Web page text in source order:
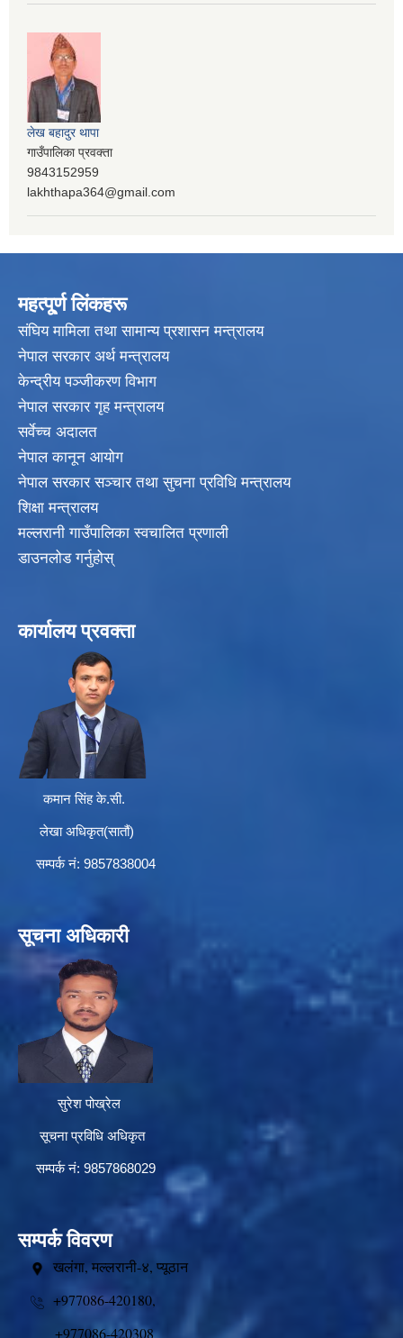
लेख बहादुर थापा
गाउँपालिका प्रवक्ता
9843152959
lakhthapa364@gmail.com
महत्पू्र्ण लिंकहरू
संघिय मामिला तथा सामान्य प्रशासन मन्त्रालय
नेपाल सरकार अर्थ मन्त्रालय
केन्द्रीय पञ्जीकरण विभाग
नेपाल सरकार गृह मन्त्रालय
सर्वेच्च अदालत
नेपाल कानून आयोग
नेपाल सरकार सञ्चार तथा सुचना प्रविधि मन्त्रालय
शिक्षा मन्त्रालय
मल्लरानी गाउँपालिका स्वचालित प्रणाली
डाउनलोड गर्नुहोस्
कार्यालय प्रवक्ता
कमान सिंह के.सी.
लेखा अधिकृत(सातौं)
सम्पर्क न‌ं: 9857838004
सूचना अधिकारी
सुरेश पोख्रेल
सूचना प्रविधि अधिकृत
सम्पर्क नं: 9857868029
सम्पर्क विवरण
खलंगा, मल्लरानी-४, प्यूठान
+977086-420180,
+977086-420308